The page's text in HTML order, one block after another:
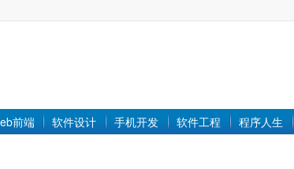
前端 软件设计 手机开发 软件工程 程序人生